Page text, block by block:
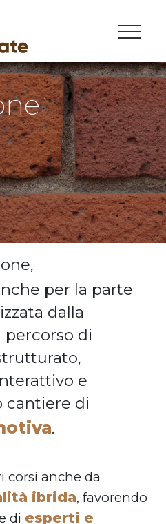
per la parte
dalla
di
e
cantiere di
.
corsi anche da
ibrida, favorendo
di esperti e